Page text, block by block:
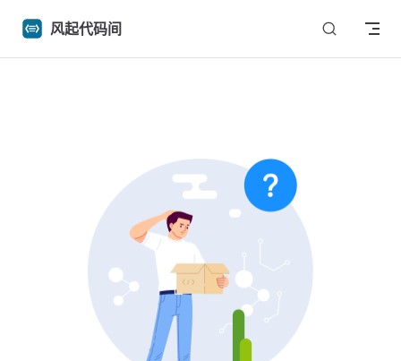
Skip to content
风起代码间